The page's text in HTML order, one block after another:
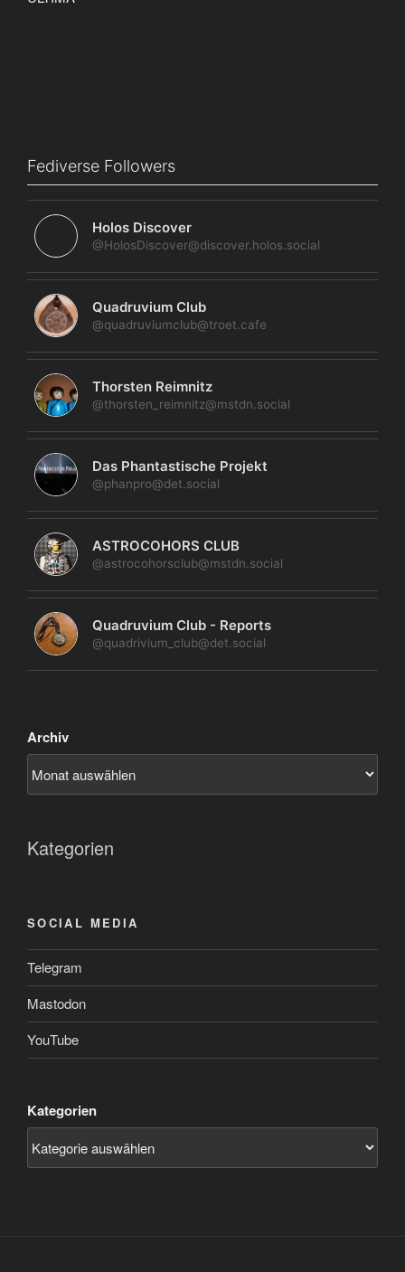
Fediverse Followers
Holos Discover
@HolosDiscover@discover.holos.social
Quadruvium Club
@quadruviumclub@troet.cafe
Thorsten Reimnitz
@thorsten_reimnitz@mstdn.social
Das Phantastische Projekt
@phanpro@det.social
ASTROCOHORS CLUB
@astrocohorsclub@mstdn.social
Quadruvium Club - Reports
@quadrivium_club@det.social
Archiv
Kategorien
SOCIAL MEDIA
Telegram
Mastodon
YouTube
Kategorien